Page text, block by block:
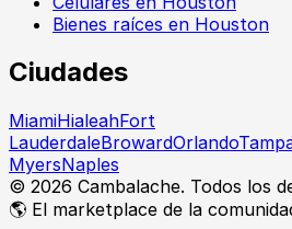
Bienes raíces en Houston
Ciudades
MiamiHialeahFort
LauderdaleBrowardOrlando
MyersNaples
© 2026 Cambalache. Todos los
🌎 El marketplace de la